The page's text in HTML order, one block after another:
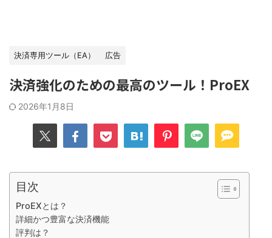
決済専用ツール（EA） 広告
決済強化のための最高のツール！ProEX
2026年1月8日
目次
ProEXとは？
詳細かつ豊富な決済機能
評判は？